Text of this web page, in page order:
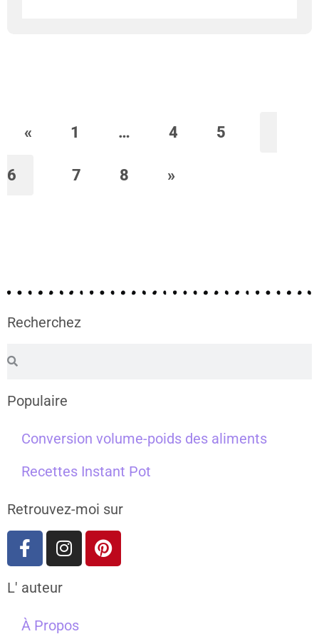
« 1 … 4 5
6 7 8 »
Recherchez
Populaire
Conversion volume-poids des aliments
Recettes Instant Pot
Retrouvez-moi sur
L' auteur
À Propos